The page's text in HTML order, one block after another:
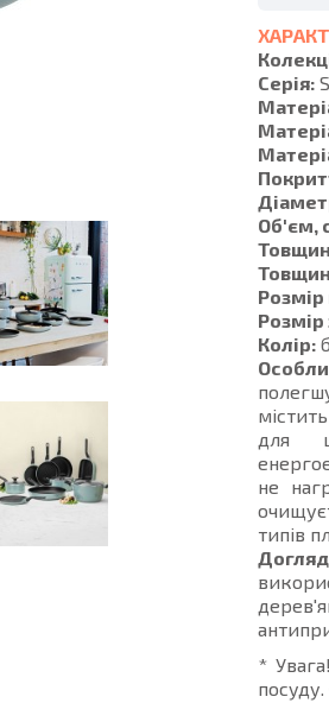
Серія:
Об'єм,
Розмір
Розмір
Колір:
для
не
типів
*